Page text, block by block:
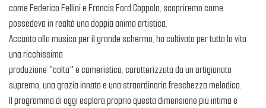
come Federico Fellini e Francis Ford Coppola, scopriremo come
possedeva in realtà una doppia anima artistica.
Accanto alla musica per il grande schermo, ha coltivato per tutta la vita
una ricchissima
produzione "colta" e cameristica, caratterizzata da un artigianato
supremo, una grazia innata e una straordinaria freschezza melodica.
Il programma di oggi esplora proprio questa dimensione più intima e